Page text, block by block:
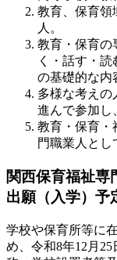
教育、保育領
人。
教育・保育の
く・話す・
の基礎的な内
多様な考えの
進んで参加し
教育・保育・
門職業人とし
関西保育福祉専
出願（入学）予
学校や保育所等に
め、令和8年12月